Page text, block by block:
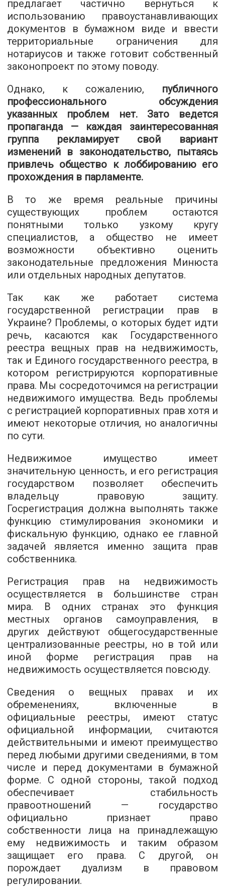
предлагает частично вернуться к
использованию правоустанавливающих
документов в бумажном виде и ввести
территориальные ограничения для
нотариусов и также готовит собственный
законопроект по этому поводу.
Однако, к сожалению, публичного
профессионального обсуждения
указанных проблем нет. Зато ведется
пропаганда — каждая заинтересованная
группа рекламирует свой вариант
изменений в законодательство, пытаясь
привлечь общество к лоббированию его
прохождения в парламенте.
В то же время реальные причины
существующих проблем остаются
понятными только узкому кругу
специалистов, а общество не имеет
возможности объективно оценить
законодательные предложения Минюста
или отдельных народных депутатов.
Так как же работает система
государственной регистрации прав в
Украине? Проблемы, о которых будет идти
речь, касаются как Государственного
реестра вещных прав на недвижимость,
так и Единого государственного реестра, в
котором регистрируются корпоративные
права. Мы сосредоточимся на регистрации
недвижимого имущества. Ведь проблемы
с регистрацией корпоративных прав хотя и
имеют некоторые отличия, но аналогичны
по сути.
Недвижимое имущество имеет
значительную ценность, и его регистрация
государством позволяет обеспечить
владельцу правовую защиту.
Госрегистрация должна выполнять также
функцию стимулирования экономики и
фискальную функцию, однако ее главной
задачей является именно защита прав
собственника.
Регистрация прав на недвижимость
осуществляется в большинстве стран
мира. В одних странах это функция
местных органов самоуправления, в
других действуют общегосударственные
централизованные реестры, но в той или
иной форме регистрация прав на
недвижимость осуществляется повсюду.
Сведения о вещных правах и их
обременениях, включенные в
официальные реестры, имеют статус
официальной информации, считаются
действительными и имеют преимущество
перед любыми другими сведениями, в том
числе и перед документами в бумажной
форме. С одной стороны, такой подход
обеспечивает стабильность
правоотношений — государство
официально признает право
собственности лица на принадлежащую
ему недвижимость и таким образом
защищает его права. С другой, он
порождает дуализм в правовом
регулировании.